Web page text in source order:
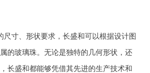
尺寸、形状要求，长盛和可以根据设计图
的玻璃珠。无论是独特的几何形状，还
长盛和都能够凭借其先进的生产技术和